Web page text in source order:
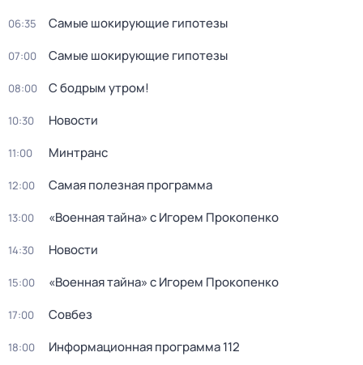
06:35 Самые шoкиpующие гипотезы
07:00 Самые шoкиpующие гипотезы
08:00 С бодрым утром!
10:30 Новости
11:00 Минтранс
12:00 Самая полезная программа
13:00 «Военная тайна» с Игорем Прокопенко
14:30 Новости
15:00 «Военная тайна» с Игорем Прокопенко
17:00 Совбез
18:00 Информационная программа 112